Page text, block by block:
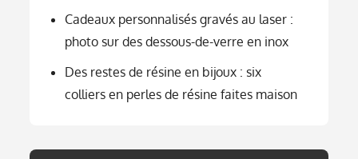
Cadeaux personnalisés gravés au laser :
photo sur des dessous-de-verre en inox
Des restes de résine en bijoux : six
colliers en perles de résine faites maison